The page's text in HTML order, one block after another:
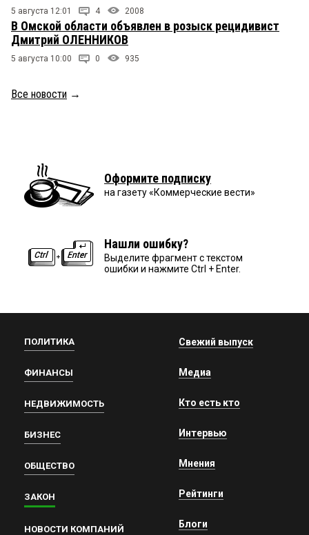
5 августа 12:01 4 2008
В Омской области объявлен в розыск рецидивист
Дмитрий ОЛЕННИКОВ
5 августа 10:00 0 935
Все новости →
Оформите подписку
на газету «Коммерческие вести»
Нашли ошибку?
Выделите фрагмент с текстом
ошибки и нажмите Ctrl + Enter.
ПОЛИТИКА
ФИНАНСЫ
НЕДВИЖИМОСТЬ
БИЗНЕС
ОБЩЕСТВО
ЗАКОН
НОВОСТИ КОМПАНИЙ
Свежий выпуск
Медиа
Кто есть кто
Интервью
Мнения
Рейтинги
Блоги